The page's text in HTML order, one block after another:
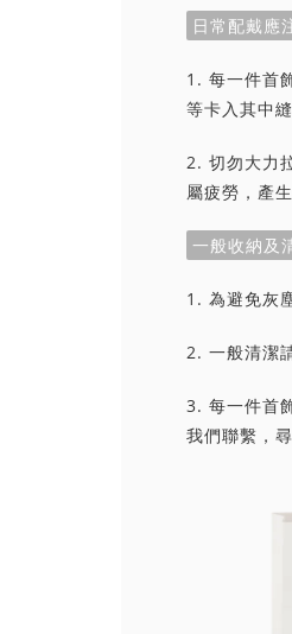
日常配戴應
1. 每一件首
等卡入其中
2. 切勿大力
屬疲勞，產
一般收納及
1. 為避免灰
2. 一般清潔
3. 每一件首
我們聯繫，